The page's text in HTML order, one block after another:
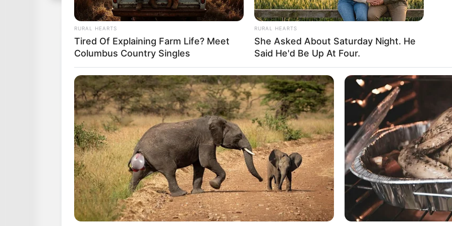
RURAL HEARTS
Tired Of Explaining Farm Life? Meet
Columbus Country Singles
RURAL HEARTS
She Asked About Saturday Night. He
Said He'd Be Up At Four.